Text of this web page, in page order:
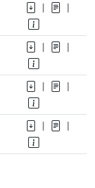
| |
| |
| |
| |